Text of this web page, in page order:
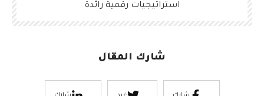
استراتيجيات رقمية رائدة
شارك المقال